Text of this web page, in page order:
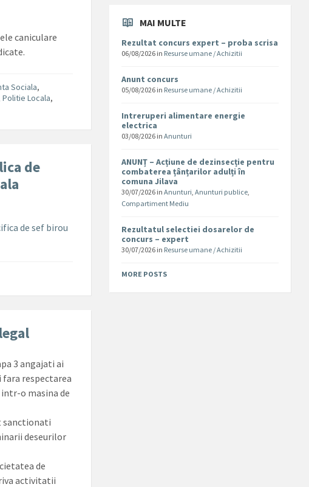
caniculare
Sociala,
Politie Locala,
de
de sef birou
3 angajati ai
respectarea
o masina de
sanctionati
deseurilor
de
activitatii
MAI MULTE
Rezultat concurs expert – proba scrisa
06/08/2026 in Resurse umane / Achizitii
Anunt concurs
05/08/2026 in Resurse umane / Achizitii
Intreruperi alimentare energie
electrica
03/08/2026 inAnunturi
ANUNȚ – Acțiune de dezinsecție pentru
combaterea țânțarilor adulți în
comuna Jilava
30/07/2026 inAnunturi,Anunturi publice,
Compartiment Mediu
Rezultatul selectiei dosarelor de
concurs – expert
30/07/2026 in Resurse umane / Achizitii
MORE POSTS